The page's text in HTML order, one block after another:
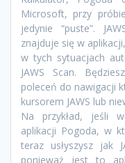
Microsoft, przy
jedynie “puste”.
znajduje się w
w tych sytuacjach
JAWS Scan.
poleceń do nawigacji
kursorem JAWS lub
Na przykład, jeśli
aplikacji Pogoda, w
teraz usłyszysz jak
ponieważ jest to